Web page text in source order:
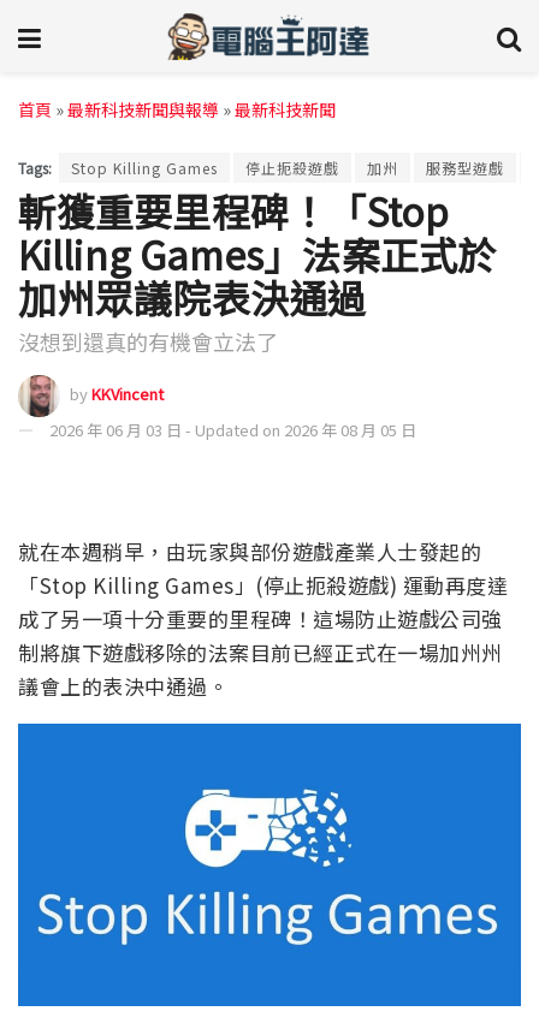
首頁 »最新科技新聞與報導 »最新科技新聞
Tags: Stop Killing Games 停止扼殺遊戲 加州 服務型遊戲
斬獲重要里程碑！「Stop
Killing Games」法案正式於
加州眾議院表決通過
沒想到還真的有機會立法了
byKKVincent
2026 年 06 月 03 日 - Updated on 2026 年 08 月 05 日
就在本週稍早，由玩家與部份遊戲產業人士發起的
「Stop Killing Games」(停止扼殺遊戲) 運動再度達
成了另一項十分重要的里程碑！這場防止遊戲公司強
制將旗下遊戲移除的法案目前已經正式在一場加州州
議會上的表決中通過。